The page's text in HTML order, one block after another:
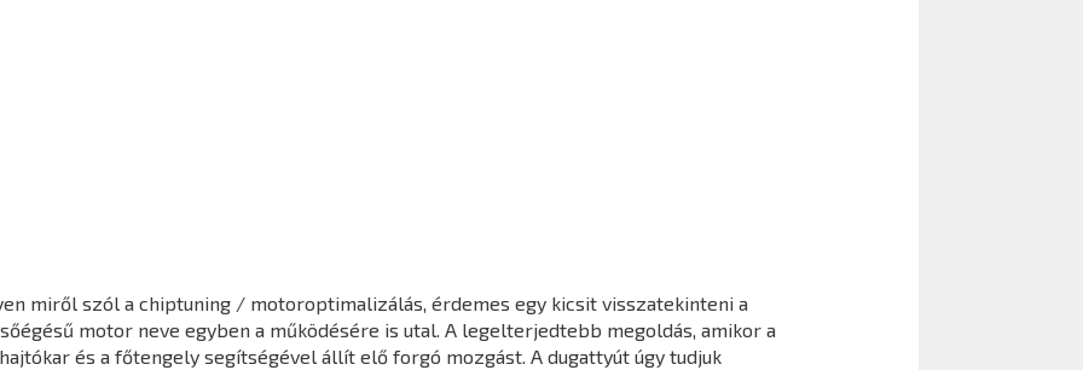
miről szól a chiptuning / motoroptimalizálás, érdemes egy kicsit visszatekinteni a
motor neve egyben a működésére is utal. A legelterjedtebb megoldás, amikor a
és a főtengely segítségével állít elő forgó mozgást. A dugattyút úgy tudjuk